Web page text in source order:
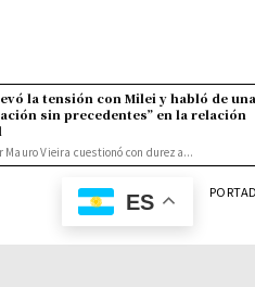
la tensión con Milei y habló de una
sin precedentes” en la relación
Mauro Vieira cuestionó con dureza...
ES